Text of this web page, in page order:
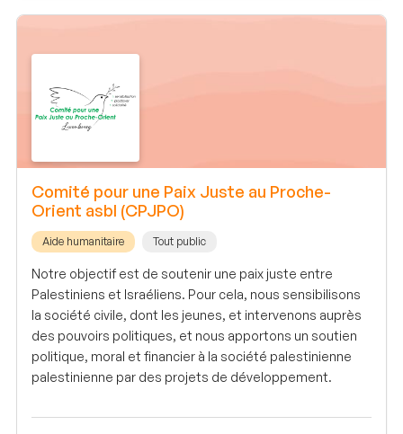
Comité pour une Paix Juste au Proche-
Orient asbl (CPJPO)
Aide humanitaire Tout public
Notre objectif est de soutenir une paix juste entre
Palestiniens et Israéliens. Pour cela, nous sensibilisons
la société civile, dont les jeunes, et intervenons auprès
des pouvoirs politiques, et nous apportons un soutien
politique, moral et financier à la société palestinienne
palestinienne par des projets de développement.